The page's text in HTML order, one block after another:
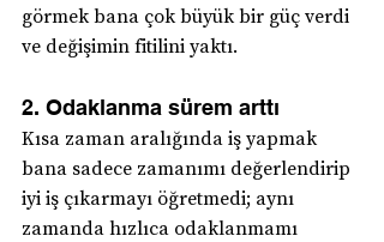
görmek bana çok büyük bir güç verdi
ve değişimin fitilini yaktı.
2. Odaklanma sürem arttı
Kısa zaman aralığında iş yapmak
bana sadece zamanımı değerlendirip
iyi iş çıkarmayı öğretmedi; aynı
zamanda hızlıca odaklanmamı